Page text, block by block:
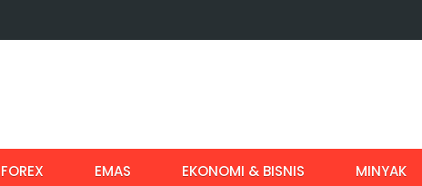
FOREX EMAS EKONOMI & BISNIS MINYAK